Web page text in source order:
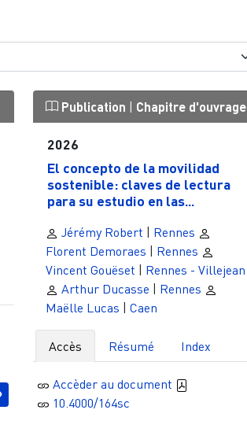
Publication | Chapitre d'ouvrage
2026
El concepto de la movilidad
sostenible: claves de lectura
para su estudio en las...
Jérémy Robert | Rennes
Florent Demoraes | Rennes
Vincent Gouëset | Rennes - Villejean
Arthur Ducasse | Rennes
Maëlle Lucas |Caen
Accès Résumé Index
Accèder au document
10.4000/164sc